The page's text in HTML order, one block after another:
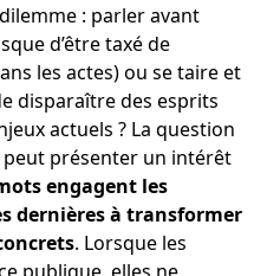
: parler avant
d’être taxé de
les actes) ou se taire et
disparaître des esprits
actuels ? La question
présenter un intérêt
engagent les
dernières à transformer
. Lorsque les